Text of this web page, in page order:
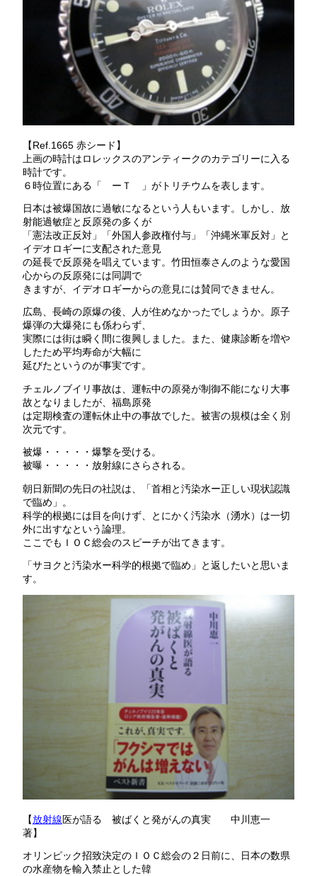
【Ref.1665 赤シード】
上画の時計はロレックスのアンティークのカテゴリーに入る
時計です。
６時位置にある「 ーＴ 」がトリチウムを表します。
日本は被爆国故に過敏になるという人もいます。しかし、放
射能過敏症と反原発の多くが
「憲法改正反対」「外国人参政権付与」「沖縄米軍反対」と
イデオロギーに支配された意見
の延長で反原発を唱えています。竹田恒泰さんのような愛国
心からの反原発には同調で
きますが、イデオロギーからの意見には賛同できません。
広島、長崎の原爆の後、人が住めなかったでしょうか。原子
爆弾の大爆発にも係わらず、
実際には街は瞬く間に復興しました。また、健康診断を増や
したため平均寿命が大幅に
延びたというのが事実です。
チェルノブイリ事故は、運転中の原発が制御不能になり大事
故となりましたが、福島原発
は定期検査の運転休止中の事故でした。被害の規模は全く別
次元です。
被爆・・・・・爆撃を受ける。
被曝・・・・・放射線にさらされる。
朝日新聞の先日の社説は、「首相と汚染水ー正しい現状認識
で臨め」。
科学的根拠には目を向けず、とにかく汚染水（湧水）は一切
外に出すなという論理。
ここでもＩＯＣ総会のスピーチが出てきます。
「サヨクと汚染水ー科学的根拠で臨め」と返したいと思いま
す。
【放射線医が語る 被ばくと発がんの真実 中川恵一
著】
オリンピック招致決定のＩＯＣ総会の２日前に、日本の数県
の水産物を輸入禁止とした韓